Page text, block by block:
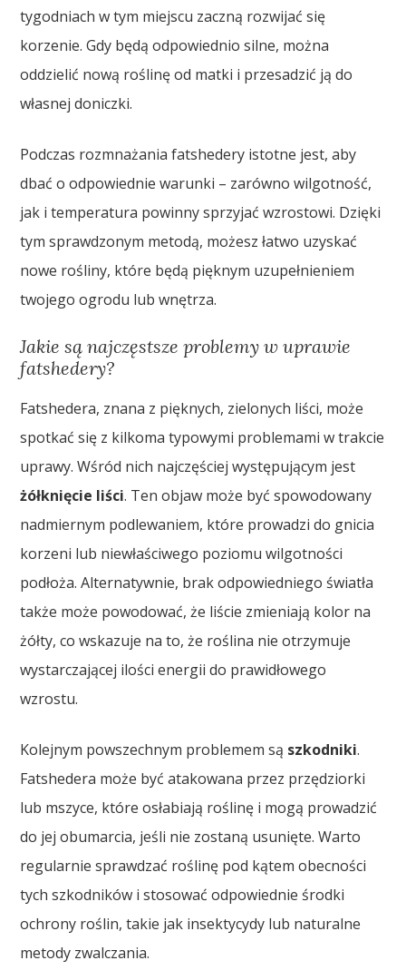
tygodniach w tym miejscu zaczną rozwijać się
korzenie. Gdy będą odpowiednio silne, można
oddzielić nową roślinę od matki i przesadzić ją do
własnej doniczki.
Podczas rozmnażania fatshedery istotne jest, aby
dbać o odpowiednie warunki – zarówno wilgotność,
jak i temperatura powinny sprzyjać wzrostowi. Dzięki
tym sprawdzonym metodą, możesz łatwo uzyskać
nowe rośliny, które będą pięknym uzupełnieniem
twojego ogrodu lub wnętrza.
Jakie są najczęstsze problemy w uprawie
fatshedery?
Fatshedera, znana z pięknych, zielonych liści, może
spotkać się z kilkoma typowymi problemami w trakcie
uprawy. Wśród nich najczęściej występującym jest
żółknięcie liści. Ten objaw może być spowodowany
nadmiernym podlewaniem, które prowadzi do gnicia
korzeni lub niewłaściwego poziomu wilgotności
podłoża. Alternatywnie, brak odpowiedniego światła
także może powodować, że liście zmieniają kolor na
żółty, co wskazuje na to, że roślina nie otrzymuje
wystarczającej ilości energii do prawidłowego
wzrostu.
Kolejnym powszechnym problemem są szkodniki.
Fatshedera może być atakowana przez przędziorki
lub mszyce, które osłabiają roślinę i mogą prowadzić
do jej obumarcia, jeśli nie zostaną usunięte. Warto
regularnie sprawdzać roślinę pod kątem obecności
tych szkodników i stosować odpowiednie środki
ochrony roślin, takie jak insektycydy lub naturalne
metody zwalczania.